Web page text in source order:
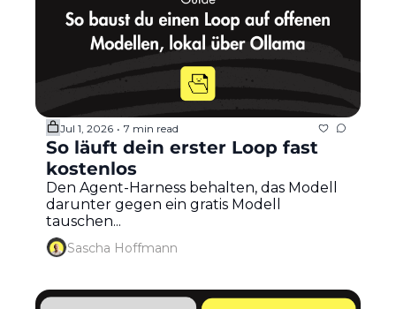
Jul 1, 2026 • 7 min read
So läuft dein erster Loop fast
kostenlos
Den Agent-Harness behalten, das Modell
darunter gegen ein gratis Modell
tauschen...
Sascha Hoffmann